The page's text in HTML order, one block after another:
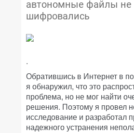
автономные файлы не
шифровались
.
Обратившись в Интернет в
я обнаружил, что это
проблема, но не мог найти
решения. Поэтому я провел
исследование и разработал
надежного устранения